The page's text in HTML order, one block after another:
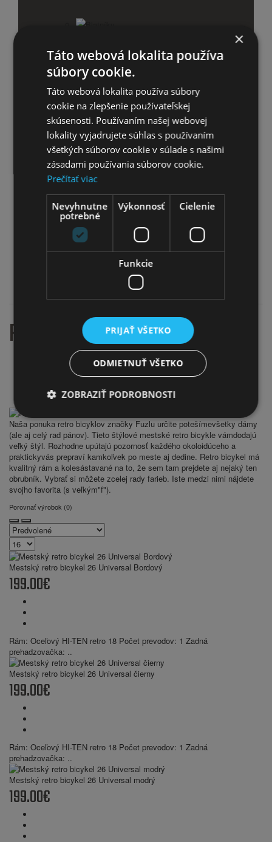
Zvončeky na bicykel
Balančné kolieska
Košíky na bicykel
Športtestery a computery
Svetlá na bicykel
Cyklistické zrkadlá
Stojany na bicykel
Zámky na bicykel
RETRO BICYKLE FUZLU 26"
Retro bicykle mestské
Retro bicykle FUZLU 26"
Naša ponuka retro bicyklov značky Fuzlu určite potešímevšetky dámy
(ale aj celý rad pánov). Tieto štýlové mestské retro bicykle vámdodajú
veľký štýl. Rozhodne upútajú pozornosť každého okoloidúceho a
praktickyvás prepraví kamkoľvek po meste aj dedine. Retro bicykel má
kvalitný rám a kolesástavané na to, že sem tam prejdete aj nejaký ten
obrubník. Vybrať si môžete zcelej rady farieb. Iste medzi nimi nájdete
svojho favorita (s veľkým"f").
Porovnať výrobok (0)
Mestský retro bicykel 26 Universal Bordový
199.00€
Rám: Oceľový HI-TEN retro 18 Počet prevodov: 1 Zadná
prehadzovačka: ..
Mestský retro bicykel 26 Universal čierny
199.00€
Rám: Oceľový HI-TEN retro 18 Počet prevodov: 1 Zadná
prehadzovačka: ..
Mestský retro bicykel 26 Universal modrý
199.00€
×
Táto webová lokalita používa
súbory cookie.
Táto webová lokalita používa súbory
cookie na zlepšenie používateľskej
skúsenosti. Používaním našej webovej
lokality vyjadrujete súhlas s používaním
všetkých súborov cookie v súlade s našimi
zásadami používania súborov cookie.
Prečítať viac
Nevyhnutne
potrebné
Výkonnosť Cielenie
Funkcie
PRIJAŤ VŠETKO
ODMIETNUŤ VŠETKO
ZOBRAZIŤ PODROBNOSTI